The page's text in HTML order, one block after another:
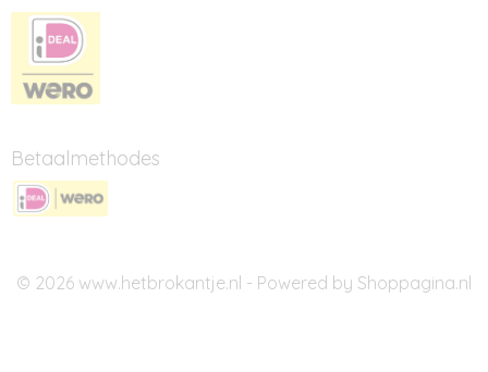
Betaalmethodes
© 2026 www.hetbrokantje.nl - Powered by Shoppagina.nl